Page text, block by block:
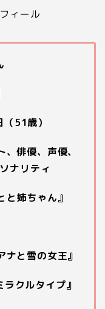
ィール
51歳）
俳優、声優、
ナリティ
姉ちゃん』
と雪の女王』
クルタイプ』